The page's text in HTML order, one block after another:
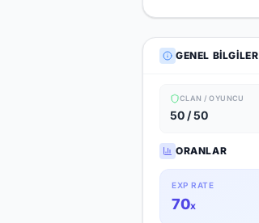
GENEL BILGILER
CLAN / OYUNCU
50 / 50
ORANLAR
EXP RATE
70x